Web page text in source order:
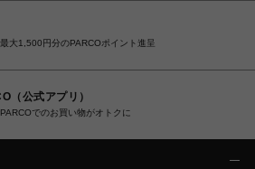
大1,500円分のPARCOポイント進呈
（公式アプリ）
でのお買い物がオトクに